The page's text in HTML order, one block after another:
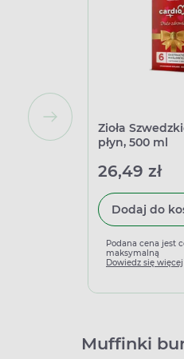
Zioła
płyn, 500 ml
26,49 zł
Podana cena jest
maksymalną
Dowiedz się więcej
Muffinki